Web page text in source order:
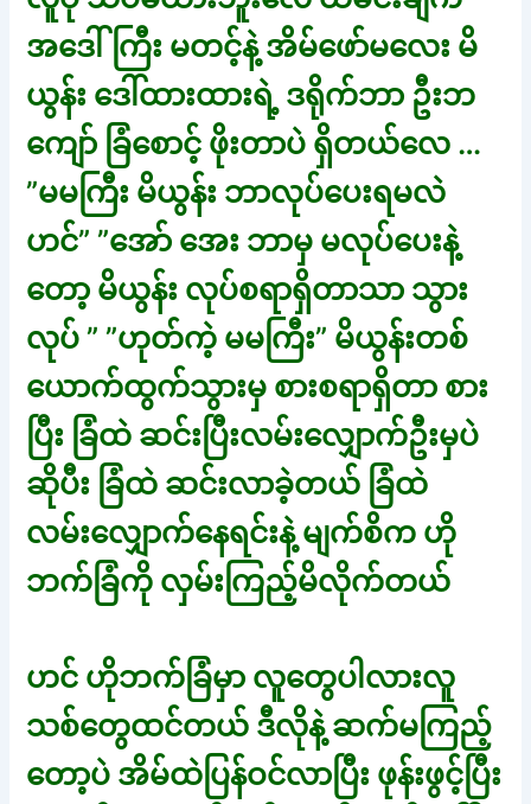
အဒေါ်ကြီး မတင့်နဲ့ အိမ်ဖော်မလေး မိ
ယွန်း ဒေါ်ထားထားရဲ့ ဒရိုက်ဘာ ဦးဘ
ကျော် ခြံစောင့် ဖိုးတာပဲ ရှိတယ်လေ …
”မမကြီး မိယွန်း ဘာလုပ်ပေးရမလဲ
ဟင်” ”အော် အေး ဘာမှ မလုပ်ပေးနဲ့
တော့ မိယွန်း လုပ်စရာရှိတာသာ သွား
လုပ် ” ”ဟုတ်ကဲ့ မမကြီး” မိယွန်းတစ်
ယောက်ထွက်သွားမှ စားစရာရှိတာ စား
ပြီး ခြံထဲ ဆင်းပြီးလမ်းလျှောက်ဦးမှပဲ
ဆိုပီး ခြံထဲ ဆင်းလာခဲ့တယ် ခြံထဲ
လမ်းလျှောက်နေရင်းနဲ့ မျက်စိက ဟို
ဘက်ခြံကို လှမ်းကြည့်မိလိုက်တယ်
ဟင် ဟိုဘက်ခြံမှာ လူတွေပါလားလူ
သစ်တွေထင်တယ် ဒီလိုနဲ့ ဆက်မကြည့်
တော့ပဲ အိမ်ထဲပြန်ဝင်လာပြီး ဖုန်းဖွင့်ပြီး